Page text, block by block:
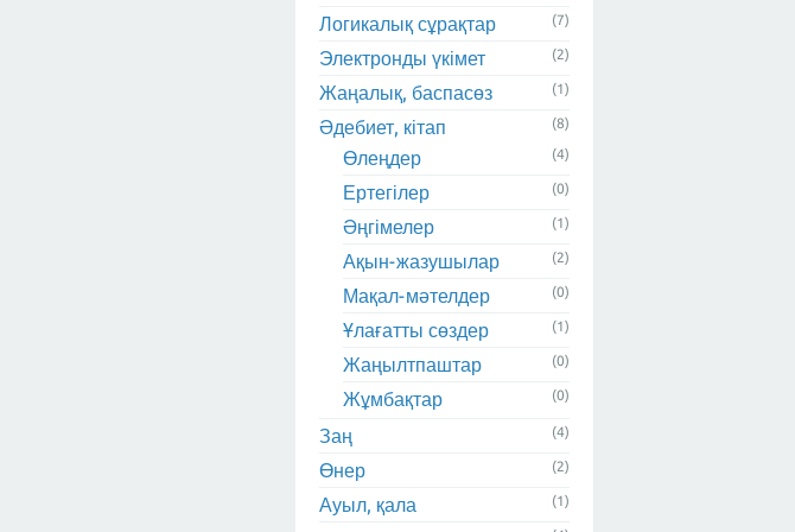
Логикалық сұрақтар (7)
Электронды үкімет (2)
Жаңалық, баспасөз (1)
Әдебиет, кітап (8)
Өлеңдер (4)
Ертегілер (0)
Әңгімелер (1)
Ақын-жазушылар (2)
Мақал-мәтелдер (0)
Ұлағатты сөздер (1)
Жаңылтпаштар (0)
Жұмбақтар (0)
Заң (4)
Өнер (2)
Ауыл, қала (1)